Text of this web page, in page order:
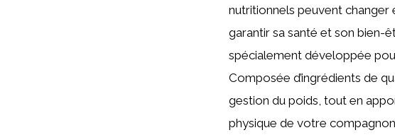
nutritionnels peuvent changer
garantir sa santé et son bien-
spécialement développée
Composée d’ingrédients de
gestion du poids, tout en
physique de votre